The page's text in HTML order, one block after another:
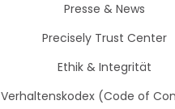
Presse & News
Precisely Trust Center
Ethik & Integrität
Verhaltenskodex (Code of